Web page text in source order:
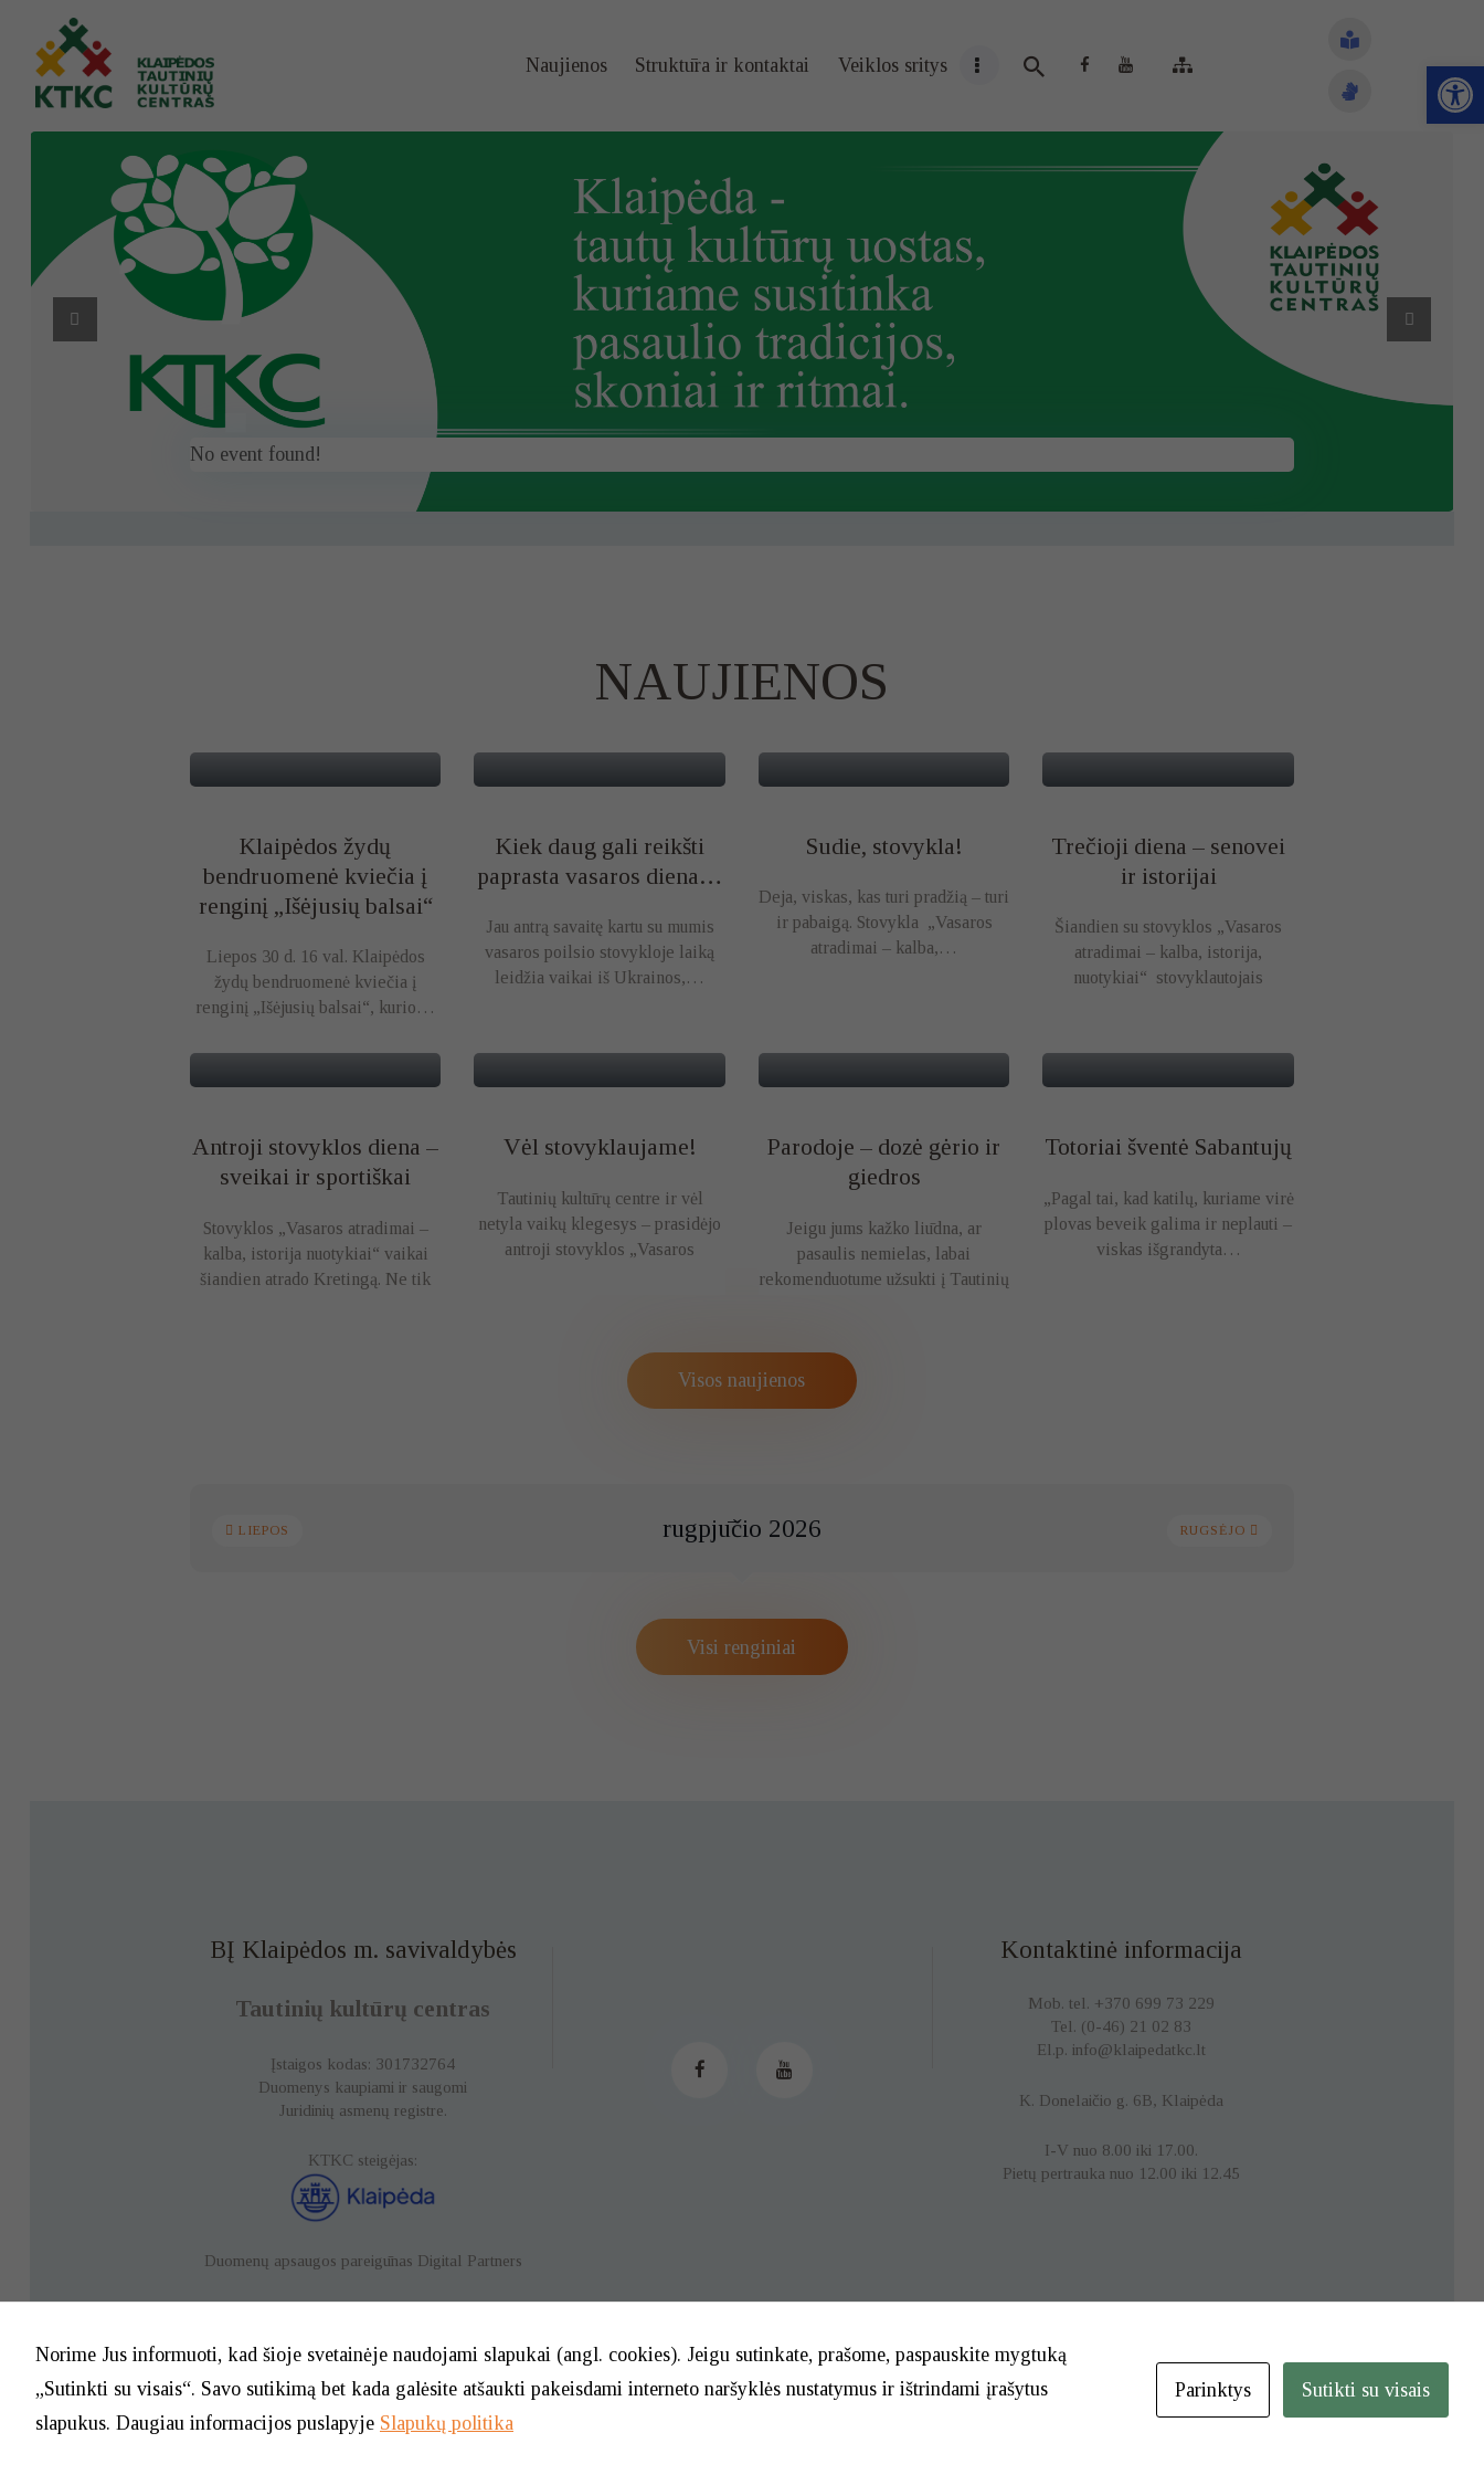
Open toolbar
Naujienos Struktūra ir kontaktai Veiklos sritys
Veiklos sritys
Administracin
ė informacija
Kontaktai
No event found!
NAUJIENOS
Klaipėdos žydų
bendruomenė kviečia į
renginį „Išėjusių balsai“
Liepos 30 d. 16 val. Klaipėdos
žydų bendruomenė kviečia į
renginį „Išėjusių balsai“, kurio…
Kiek daug gali reikšti
paprasta vasaros diena…
Jau antrą savaitę kartu su mumis
vasaros poilsio stovykloje laiką
leidžia vaikai iš Ukrainos,…
Sudie, stovykla!
Deja, viskas, kas turi pradžią – turi
ir pabaigą. Stovykla „Vasaros
atradimai – kalba,…
Trečioji diena – senovei
ir istorijai
Šiandien su stovyklos „Vasaros
atradimai – kalba, istorija,
nuotykiai“ stovyklautojais
Antroji stovyklos diena –
sveikai ir sportiškai
Stovyklos „Vasaros atradimai –
kalba, istorija nuotykiai“ vaikai
šiandien atrado Kretingą. Ne tik
Vėl stovyklaujame!
Tautinių kultūrų centre ir vėl
netyla vaikų klegesys – prasidėjo
antroji stovyklos „Vasaros
Parodoje – dozė gėrio ir
giedros
Jeigu jums kažko liūdna, ar
pasaulis nemielas, labai
rekomenduotume užsukti į Tautinių
Totoriai šventė Sabantujų
„Pagal tai, kad katilų, kuriame virė
plovas beveik galima ir neplauti –
viskas išgrandyta…
Visos naujienos
LIEPOS rugpjūčio 2026 RUGSĖJO
Visi renginiai
BĮ Klaipėdos m. savivaldybės
Tautinių kultūrų centras
Įstaigos kodas: 301732764
Duomenys kaupiami ir saugomi
Juridinių asmenų registre.
KTKC steigėjas:
Duomenų apsaugos pareigūnas Digital Partners
Kontaktinė informacija
Mob. tel. +370 699 73 229
Tel. (0-46) 21 02 83
El.p. info@klaipedatkc.lt
K. Donelaičio g. 6B, Klaipėda
I-V nuo 8.00 iki 17.00.
Pietų pertrauka nuo 12.00 iki 12.45
© 2026. BĮ Klaipėdos m. savivaldybės Tautinių kultūrų centras
Norime Jus informuoti, kad šioje svetainėje naudojami slapukai (angl. cookies). Jeigu sutinkate, prašome, paspauskite mygtuką
„Sutinkti su visais“. Savo sutikimą bet kada galėsite atšaukti pakeisdami interneto naršyklės nustatymus ir ištrindami įrašytus
slapukus. Daugiau informacijos puslapyje Slapukų politika
Parinktys Sutikti su visais